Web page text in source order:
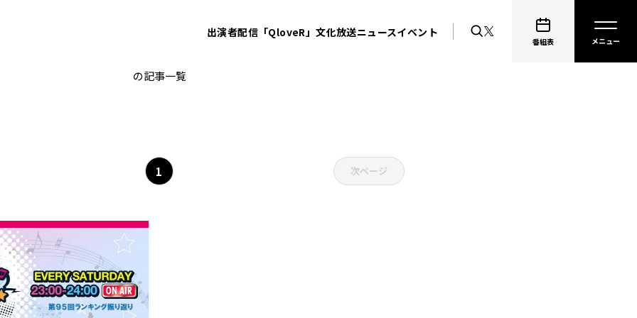
出演者配信「QloveR」文化放送ニュースイベント
番組表
sajou no hana
の記事一覧
1 次ページ